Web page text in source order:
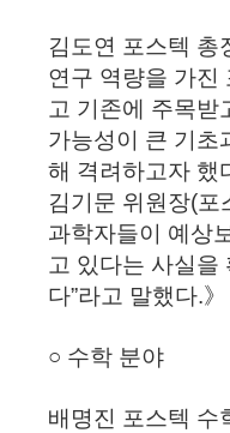
김도연 포스텍 총
연구 역량을 가진
고 기존에 주목받
가능성이 큰 기초
해 격려하고자 했
김기문 위원장(포
과학자들이 예상
고 있다는 사실을
다”라고 말했다.》
○ 수학 분야
배명진 포스텍 수